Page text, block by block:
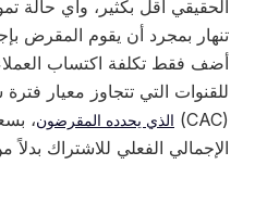
أقل بكثير، وأي حالة تمويل
بمجرد أن يقوم المقرض بإجراء
التي تتجاوز معيار فترة
الذي يحدده المقرضون ، بسعر
الفعلي للاشتراك بدلاً